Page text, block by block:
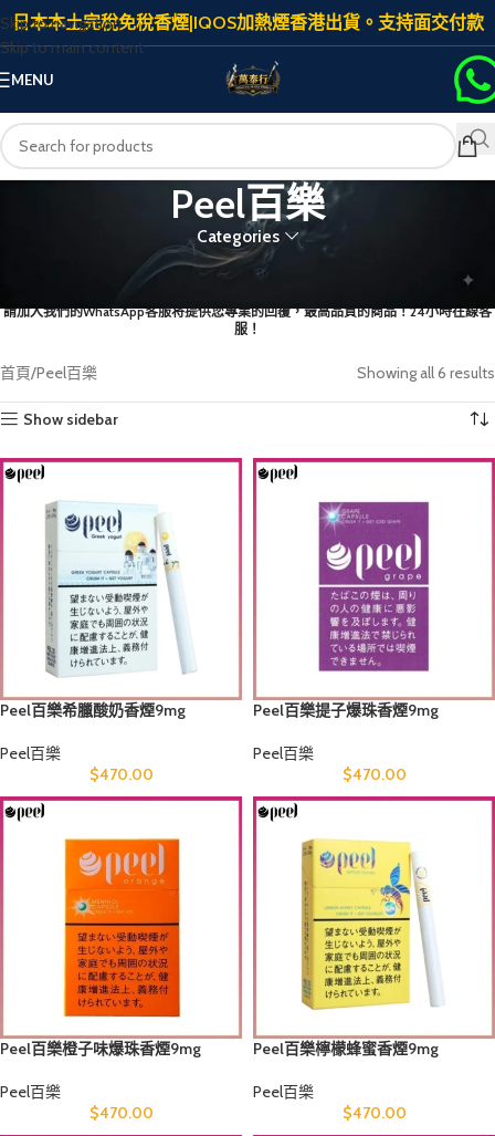
Skip to navigation
Skip to main content
日本本土完稅免稅香煙|IQOS加熱煙香港出貨。支持面交付款
MENU
Peel百樂
Categories
首次下單添加客服
請加入我們的WhatsApp客服将提供您專業的回覆，最高品質的商品！24小時在線客
服！
首頁 Peel百樂 Showing all 6 results
Show sidebar
Peel百樂希臘酸奶香煙9mg
Peel百樂
$470.00
Peel百樂提子爆珠香煙9mg
Peel百樂
$470.00
Peel百樂橙子味爆珠香煙9mg
Peel百樂
$470.00
Peel百樂檸檬蜂蜜香煙9mg
Peel百樂
$470.00